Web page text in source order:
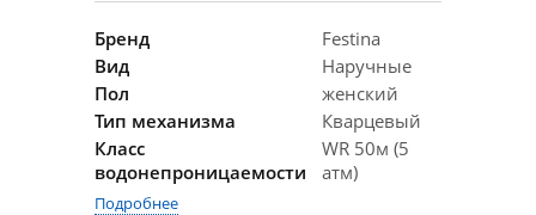
Бренд
Festina
Вид
Наручные
Пол
женский
Тип механизма
Кварцевый
Класс
водонепроницаемости
WR 50м (5
атм)
Подробнее